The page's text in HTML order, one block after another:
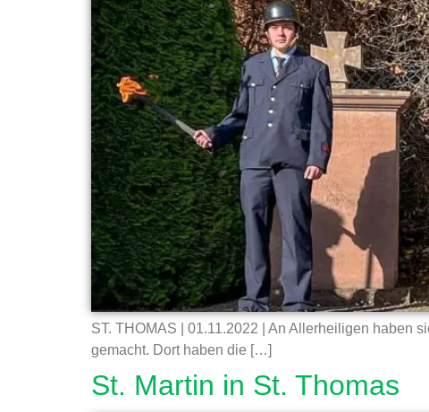
ST. THOMAS | 01.11.2022 | An Allerheiligen haben
gemacht. Dort haben die […]
St. Martin in St. Thomas